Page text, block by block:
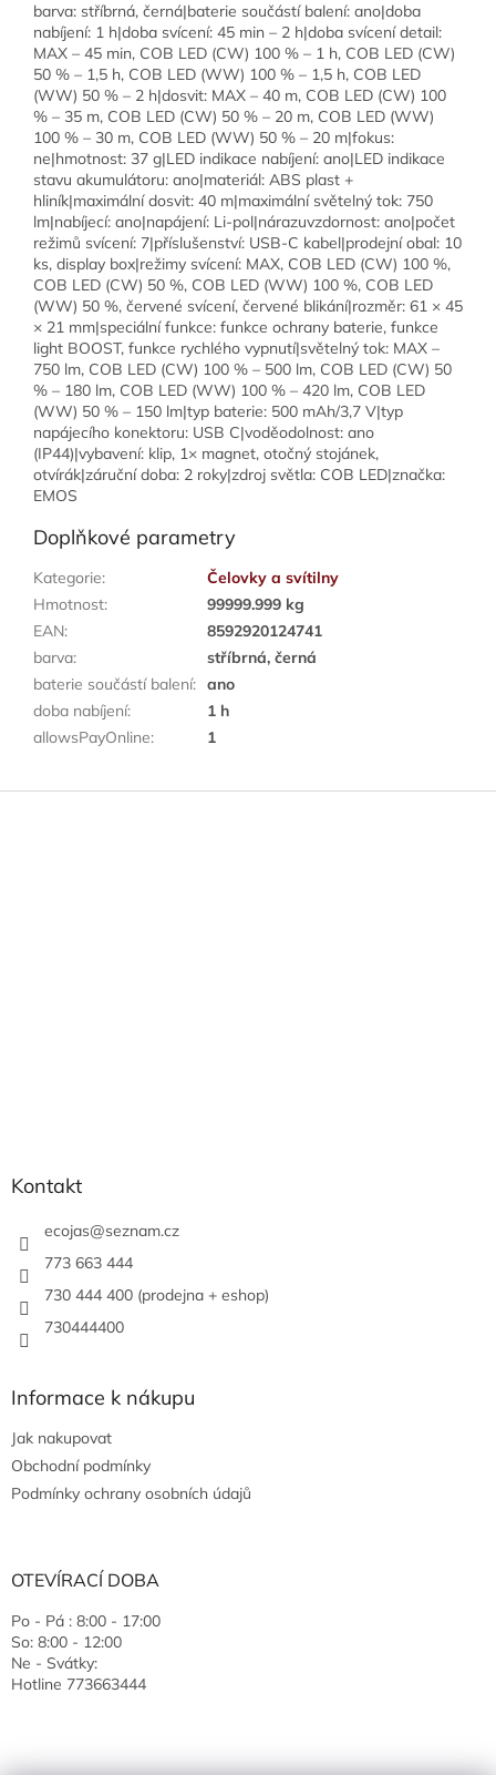
barva: stříbrná, černá|baterie součástí balení: ano|doba
nabíjení: 1 h|doba svícení: 45 min – 2 h|doba svícení detail:
MAX – 45 min, COB LED (CW) 100 % – 1 h, COB LED (CW)
50 % – 1,5 h, COB LED (WW) 100 % – 1,5 h, COB LED
(WW) 50 % – 2 h|dosvit: MAX – 40 m, COB LED (CW) 100
% – 35 m, COB LED (CW) 50 % – 20 m, COB LED (WW)
100 % – 30 m, COB LED (WW) 50 % – 20 m|fokus:
ne|hmotnost: 37 g|LED indikace nabíjení: ano|LED indikace
stavu akumulátoru: ano|materiál: ABS plast +
hliník|maximální dosvit: 40 m|maximální světelný tok: 750
lm|nabíjecí: ano|napájení: Li-pol|nárazuvzdornost: ano|počet
režimů svícení: 7|příslušenství: USB-C kabel|prodejní obal: 10
ks, display box|režimy svícení: MAX, COB LED (CW) 100 %,
COB LED (CW) 50 %, COB LED (WW) 100 %, COB LED
(WW) 50 %, červené svícení, červené blikání|rozměr: 61 × 45
× 21 mm|speciální funkce: funkce ochrany baterie, funkce
light BOOST, funkce rychlého vypnutí|světelný tok: MAX –
750 lm, COB LED (CW) 100 % – 500 lm, COB LED (CW) 50
% – 180 lm, COB LED (WW) 100 % – 420 lm, COB LED
(WW) 50 % – 150 lm|typ baterie: 500 mAh/3,7 V|typ
napájecího konektoru: USB C|voděodolnost: ano
(IP44)|vybavení: klip, 1× magnet, otočný stojánek,
otvírák|záruční doba: 2 roky|zdroj světla: COB LED|značka:
EMOS
Doplňkové parametry
Kategorie:
Čelovky a svítilny
Hmotnost:
99999.999 kg
EAN:
8592920124741
barva:
stříbrná, černá
baterie součástí balení: ano
doba nabíjení:
1 h
allowsPayOnline: 1
Kontakt
ecojas@seznam.cz
773 663 444
730 444 400 (prodejna + eshop)
730444400
Informace k nákupu
Jak nakupovat
Obchodní podmínky
Podmínky ochrany osobních údajů
OTEVÍRACÍ DOBA
Po - Pá : 8:00 - 17:00
So: 8:00 - 12:00
Ne - Svátky:
Hotline 773663444